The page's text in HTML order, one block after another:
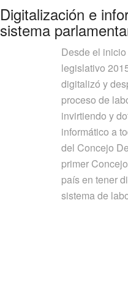
Digitalización e
sistema
Desde el
legislativo
digitalizó y
proceso de
invirtiendo y
informático a
del Concejo
primer
país en tener
sistema de